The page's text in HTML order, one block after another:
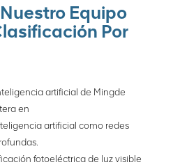
Equipo
Por
artificial de Mingde
en
artificial como redes
fotoeléctrica de luz visible